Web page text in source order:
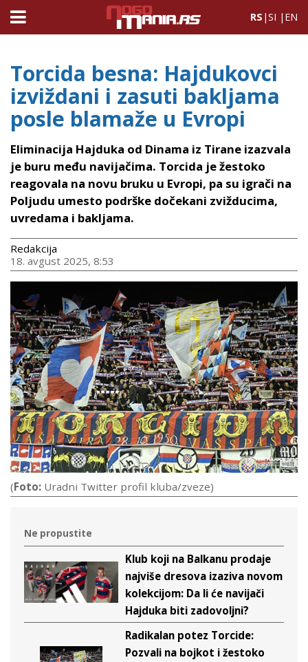
RS |SI | EN
Torcida besna: Hajdukovci
izviždani i zasuti bakljama
posle blamaže u Evropi
Eliminacija Hajduka od Dinama iz Tirane izazvala
je buru među navijačima. Torcida je žestoko
reagovala na novu bruku u Evropi, pa su igrači na
Poljudu umesto podrške dočekani zvižducima,
uvredama i bakljama.
Redakcija
18. avgust 2025, 8:53
(Foto: Uradni Twitter profil kluba/zveze)
Ne propustite
Klub koji na Balkanu prodaje
najviše dresova izaziva novom
kolekcijom: Da li će navijači
Hajduka biti zadovoljni?
Radikalan potez Torcide:
Pozvali na bojkot i žestoko